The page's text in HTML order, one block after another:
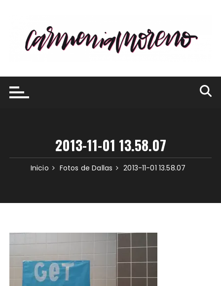
contenido
2013-11-01 13.58.07
Inicio Fotos de Dallas 2013-11-01 13.58.07